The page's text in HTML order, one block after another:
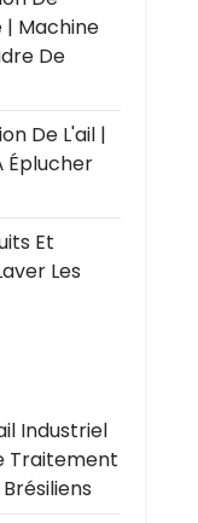
| Machine
De
De L'ail |
Éplucher
Et
Les
Industriel
Traitement